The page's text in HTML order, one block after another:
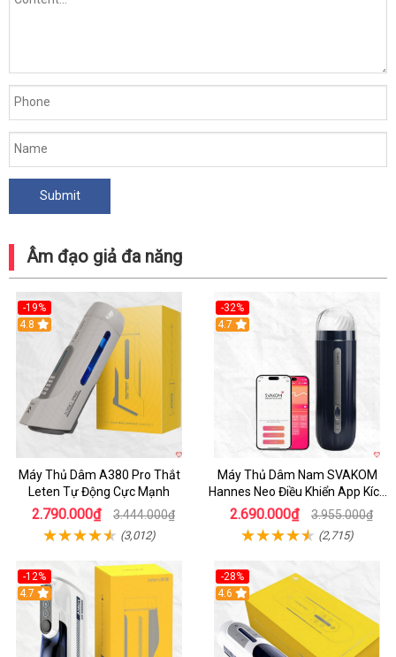
Âm đạo giả đa năng
-19%
Hot
4.8
Máy Thủ Dâm A380 Pro Thắt
Leten Tự Động Cực Mạnh
2.790.000₫ 3.444.000₫
(3,012)
-32%
Hot
4.7
Máy Thủ Dâm Nam SVAKOM
Hannes Neo Điều Khiển App Kích
Thích
2.690.000₫ 3.955.000₫
(2,715)
-12%
Hot
4.7
-28%
Hot
4.6